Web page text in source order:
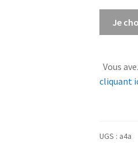
Lily
Je
Vous
cliquant
UGS : a4a